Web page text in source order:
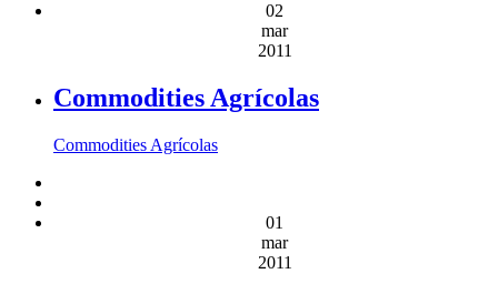
02
mar
2011
Commodities Agrícolas
Commodities Agrícolas
01
mar
2011